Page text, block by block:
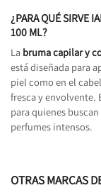
¿PARA QUÉ SIRVE
100 ML?
La bruma capilar y
está diseñada para
piel como en el
fresca y envolvente.
para quienes
perfumes intensos.
OTRAS MARCAS